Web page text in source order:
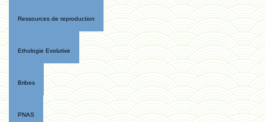
Ressources de reproduction
Ethologie Evolutive
Bribes
PNAS